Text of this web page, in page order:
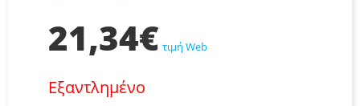
21,34€ τιμή Web
Εξαντλημένο